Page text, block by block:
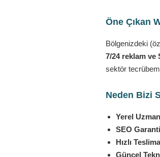
Öne Çıkan
Bölgenizdeki
7/24 reklam ve
sektör
Neden Bizi
Yerel
SEO
Hızlı
Güncel